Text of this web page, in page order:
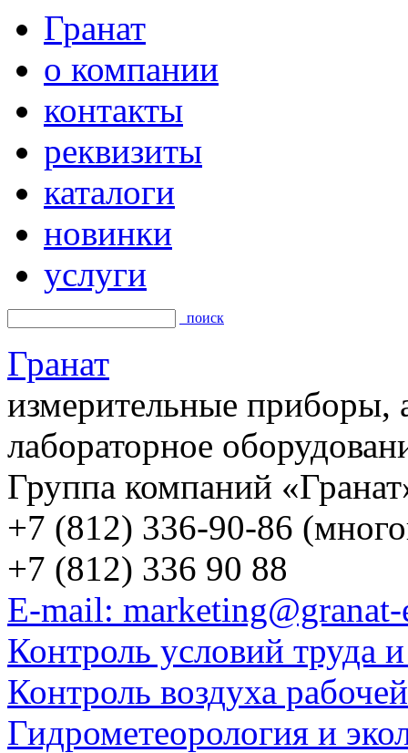
Гранат
о компании
контакты
реквизиты
каталоги
новинки
услуги
поиск
Гранат
измерительные приборы,
лабораторное
Группа компаний
+7 (812) 336-90-86
+7 (812) 336 90 88
E-mail:
Контроль условий труда
Контроль воздуха
Гидрометеорология и